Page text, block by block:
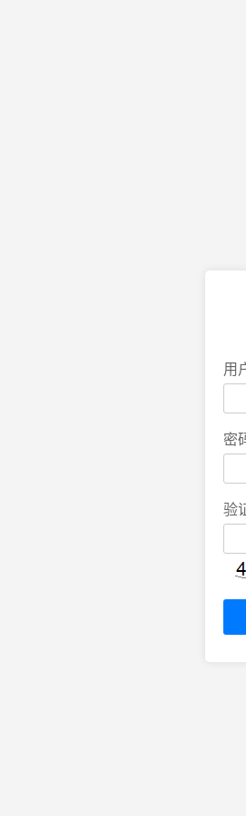
用
密
验